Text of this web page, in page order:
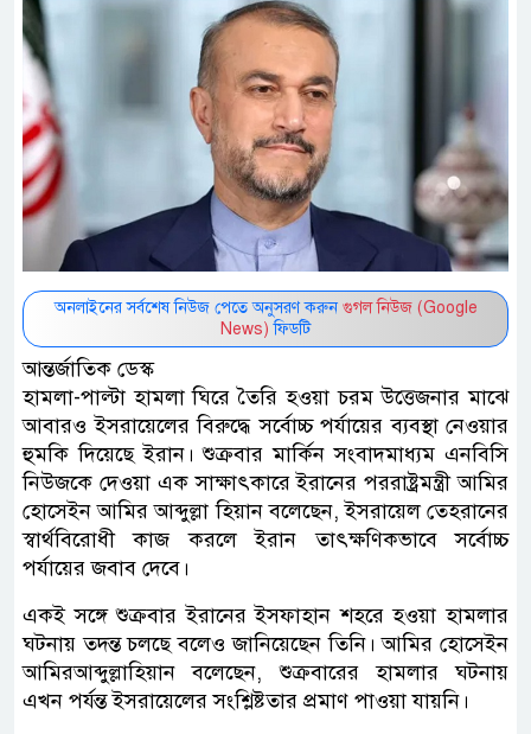
অনলাইনের সর্বশেষ নিউজ পেতে অনুসরণ করুন গুগল নিউজ (Google
News) ফিডটি
আন্তর্জাতিক ডেস্ক
হামলা-পাল্টা হামলা ঘিরে তৈরি হওয়া চরম উত্তেজনার মাঝে
আবারও ইসরায়েলের বিরুদ্ধে সর্বোচ্চ পর্যায়ের ব্যবস্থা নেওয়ার
হুমকি দিয়েছে ইরান। শুক্রবার মার্কিন সংবাদমাধ্যম এনবিসি
নিউজকে দেওয়া এক সাক্ষাৎকারে ইরানের পররাষ্ট্রমন্ত্রী আমির
হোসেইন আমির আব্দুল্লা হিয়ান বলেছেন, ইসরায়েল তেহরানের
স্বার্থবিরোধী কাজ করলে ইরান তাৎক্ষণিকভাবে সর্বোচ্চ
পর্যায়ের জবাব দেবে।
একই সঙ্গে শুক্রবার ইরানের ইসফাহান শহরে হওয়া হামলার
ঘটনায় তদন্ত চলছে বলেও জানিয়েছেন তিনি। আমির হোসেইন
আমিরআব্দুল্লাহিয়ান বলেছেন, শুক্রবারের হামলার ঘটনায়
এখন পর্যন্ত ইসরায়েলের সংশ্লিষ্টতার প্রমাণ পাওয়া যায়নি।